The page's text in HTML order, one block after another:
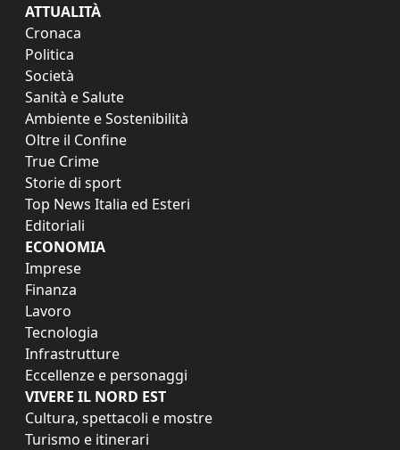
ATTUALITÀ
Cronaca
Politica
Società
Sanità e Salute
Ambiente e Sostenibilità
Oltre il Confine
True Crime
Storie di sport
Top News Italia ed Esteri
Editoriali
ECONOMIA
Imprese
Finanza
Lavoro
Tecnologia
Infrastrutture
Eccellenze e personaggi
VIVERE IL NORD EST
Cultura, spettacoli e mostre
Turismo e itinerari